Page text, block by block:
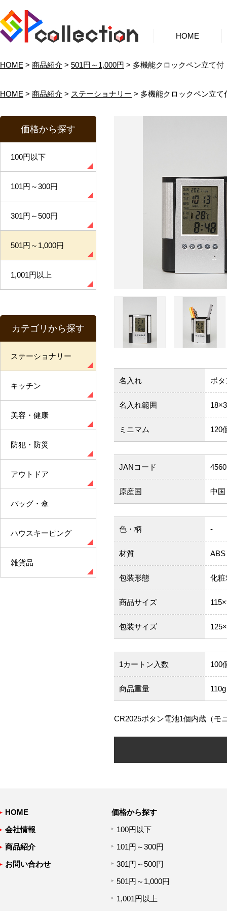
HOME
HOME > 商品紹介 > 501円～1,000円 > 多機能クロックペン立て付
HOME > 商品紹介 > ステーショナリー > 多機能クロックペン立て
価格から探す
100円以下
101円～300円
301円～500円
501円～1,000円
1,001円以上
カテゴリから探す
ステーショナリー
キッチン
美容・健康
防犯・防災
アウトドア
バッグ・傘
ハウスキーピング
雑貨品
名入れ ボ
名入れ範囲
ミニマム 120
JANコード
原産国 中国
色・柄 -
材質 ABS
包装形態 化
商品サイズ
包装サイズ
1カートン入数 100
商品重量 110g
CR2025ボタン電池1個内蔵（モ
HOME
会社情報
商品紹介
お問い合わせ
価格から探す
100円以下
101円～300円
301円～500円
501円～1,000円
1,001円以上